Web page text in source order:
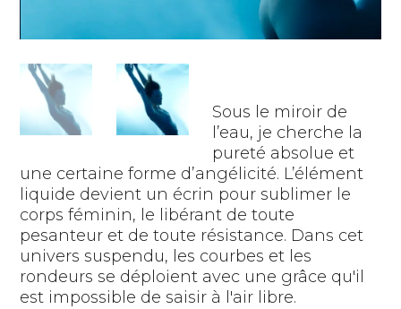
Sous le miroir de
l’eau, je cherche la
pureté absolue et
une certaine forme d’angélicité. L’élément
liquide devient un écrin pour sublimer le
corps féminin, le libérant de toute
pesanteur et de toute résistance. Dans cet
univers suspendu, les courbes et les
rondeurs se déploient avec une grâce qu'il
est impossible de saisir à l'air libre.